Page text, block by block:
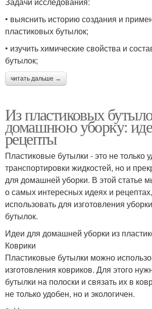
• выяснить историю создания и
пластиковых бутылок;
• изучить химические свойства и
бутылок;
читать дальше →
Из пластиковых
домашнюю уборку:
рецепты
Пластиковые бутылки - это не только
транспортировки жидкостей, но и
для домашней уборки. В этой статье
о самых интересных идеях и
использовать для изготовления
бутылок.
Идеи для домашней уборки из
Коврики
Пластиковые бутылки можно
изготовления ковриков. Для этого
бутылки на полоски и связать их в
не только удобен, но и экологичен.